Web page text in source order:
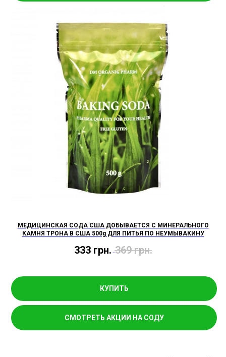
МЕДИЦИНСКАЯ СОДА США ДОБЫВАЕТСЯ С МИНЕРАЛЬНОГО
КАМНЯ ТРОНА В США 500g ДЛЯ ПИТЬЯ ПО НЕУМЫВАКИНУ
333 грн. 369 грн.
КУПИТЬ
СМОТРЕТЬ АКЦИИ НА СОДУ